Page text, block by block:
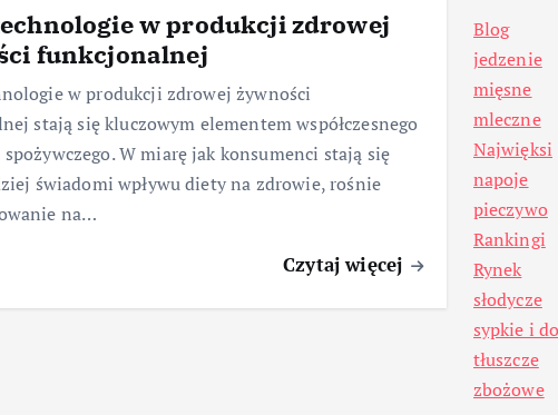
w produkcji zdrowej
funkcjonalnej
w produkcji zdrowej żywności
stają się kluczowym elementem współczesnego
spożywczego. W miarę jak konsumenci stają się
świadomi wpływu diety na zdrowie, rośnie
na…
Czytaj więcej
Blog
jedzenie
mięsne
mleczne
Najwięksi
napoje
pieczywo
Rankingi
Rynek
słodycze
sypkie i
tłuszcze
zbożowe